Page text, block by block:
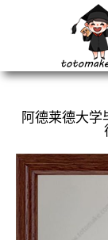
阿德莱德大学